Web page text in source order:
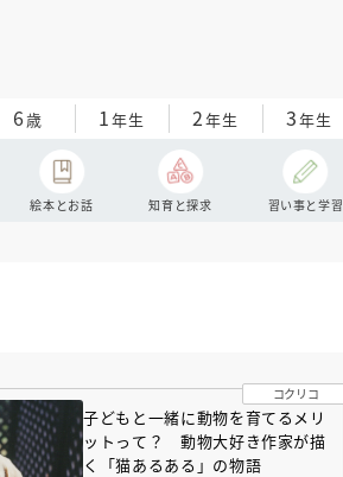
6歳 1年生 2年生 3年生
絵本とお話 知育と探求 習い事と学習
コクリコ
子どもと一緒に動物を育てるメリ
ットって？ 動物大好き作家が描
く「猫あるある」の物語